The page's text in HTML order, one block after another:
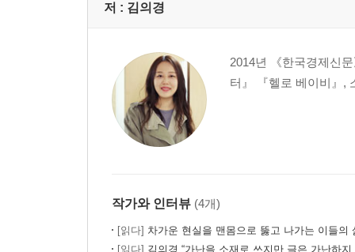
저 : 김의경
2014년 《한국경제신
터』 『헬로 베이비』,
작가와 인터뷰 (4개)
[읽다] 차가운 현실을 맨몸으로 뚫고 나가는 이들의
[읽다] 김의경 “가난을 소재로 쓰지만 글은 가난하지